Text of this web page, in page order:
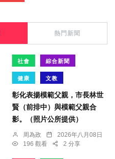
熱門新聞
社會 綜合新聞
健康 文教
彰化表揚模範父親，市長林世
賢（前排中）與模範父親合
影。（照片公所提供）
周為政
2026年八月08日
196 觀看
2 分享